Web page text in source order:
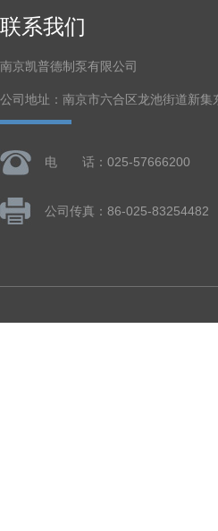
联系我们
南京凯普德制泵有限公司
公司地址：南京市六合区龙池街道新集
电 话：025-57666200
公司传真：86-025-83254482